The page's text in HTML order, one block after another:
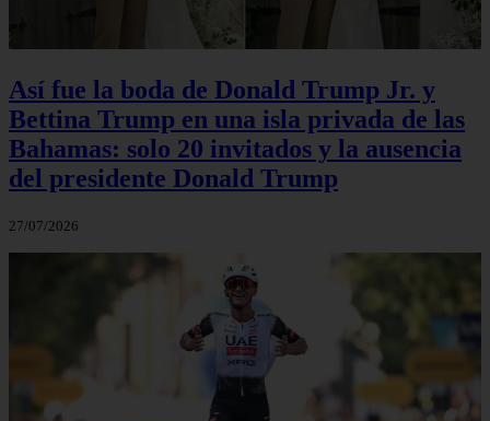
Así fue la boda de Donald Trump Jr. y
Bettina Trump en una isla privada de las
Bahamas: solo 20 invitados y la ausencia
del presidente Donald Trump
27/07/2026